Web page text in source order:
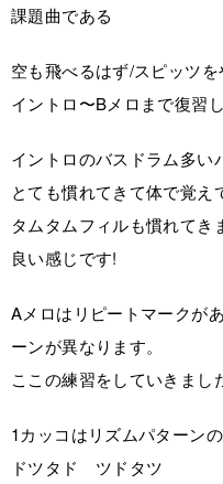
課題曲である
空も飛べるはず/スピッツを
イントロ〜Bメロまで復習
イントロのバスドラム多い
とても慣れてきて体で覚え
タムタムフィルも慣れて
良い感じです!
Aメロはリピートマークが
ーンが異なります。
ここの練習をしていきまし
1カッコはリズムパターン
ドツタド ツドタツ